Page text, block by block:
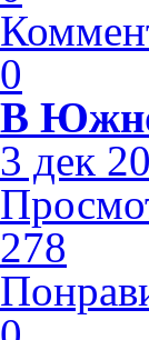
0
В
3 дек
278